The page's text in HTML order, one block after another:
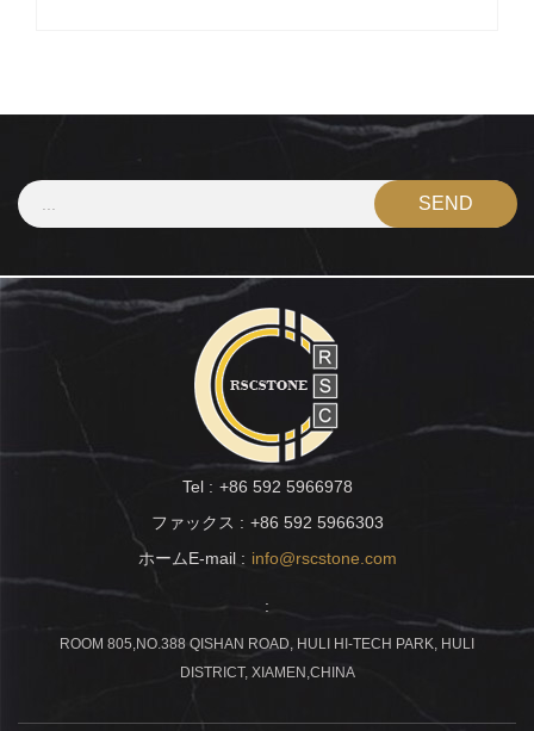
Tel : +86 592 5966978
ファックス : +86 592 5966303
ホームE-mail : info@rscstone.com
:
ROOM 805,NO.388 QISHAN ROAD, HULI HI-TECH PARK, HULI
DISTRICT, XIAMEN,CHINA